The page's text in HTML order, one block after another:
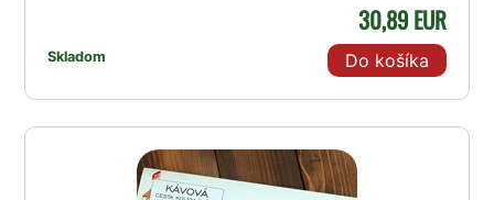
Skladom
30,89 EUR
Do košíka